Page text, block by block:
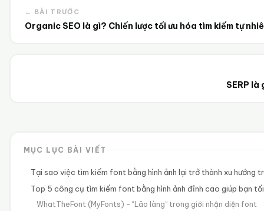
← BÀI TRƯỚC
Organic SEO là gì? Chiến lược tối ưu hóa tìm kiếm tự
SERP
MỤC LỤC BÀI VIẾT
Tại sao việc tìm kiếm font bằng hình ảnh lại trở thành xu hướng
Top 5 công cụ tìm kiếm font bằng hình ảnh đỉnh cao giúp bạn
WhatTheFont (MyFonts) – “Lão làng” trong giới nhận diện font